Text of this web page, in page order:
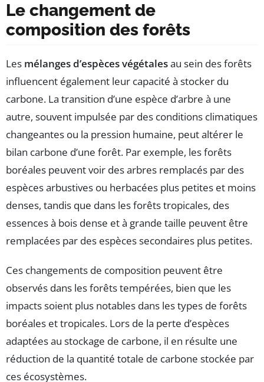
Le changement de
composition des forêts
Les mélanges d’espèces végétalesau sein des forêts
influencent également leur capacité à stocker du
carbone. La transition d’une espèce d’arbre à une
autre, souvent impulsée par des conditions climatiques
changeantes ou la pression humaine, peut altérer le
bilan carbone d’une forêt. Par exemple, les forêts
boréales peuvent voir des arbres remplacés par des
espèces arbustives ou herbacées plus petites et moins
denses, tandis que dans les forêts tropicales, des
essences à bois dense et à grande taille peuvent être
remplacées par des espèces secondaires plus petites.
Ces changements de composition peuvent être
observés dans les forêts tempérées, bien que les
impacts soient plus notables dans les types de forêts
boréales et tropicales. Lors de la perte d’espèces
adaptées au stockage de carbone, il en résulte une
réduction de la quantité totale de carbone stockée par
ces écosystèmes.